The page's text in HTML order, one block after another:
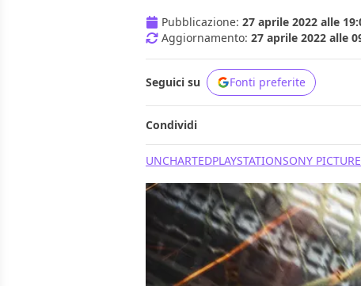
Pubblicazione: 27 aprile 2022 alle
Aggiornamento: 27 aprile 2022 alle
Seguici su Fonti preferite
Condividi
UNCHARTEDPLAYSTATIONSONY